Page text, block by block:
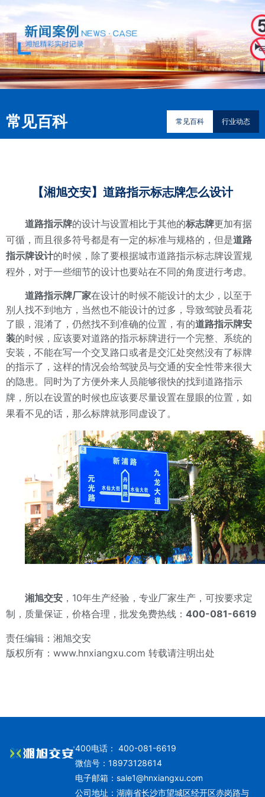
常见百科 常见百科 行业动态
【湘旭交安】道路指示标志牌怎么设计
道路指示牌的设计与设置相比于其他的标志牌更加有据
可循，而且很多符号都是有一定的标准与规格的，但是道路
指示牌设计的时候，除了要根据城市道路指示标志牌设置规
程外，对于一些细节的设计也要站在不同的角度进行考虑。
道路指示牌厂家在设计的时候不能设计的太少，以至于
别人找不到地方，当然也不能设计的过多，导致驾驶员看花
了眼，混淆了，仍然找不到准确的位置，有的道路指示牌安
装的时候，应该要对道路的指示标牌进行一个完整、系统的
安装，不能在写一个交叉路口或者是交汇处突然没有了标牌
的指示了，这样的情况会给驾驶员与交通的安全性带来很大
的隐患。 同时为了方便外来人员能够很快的找到道路指示
牌，所以在设置的时候也应该要尽量设置在显眼的位置，如
果看不见的话，那么标牌就形同虚设了。
湘旭交安 ，10年生产经验， 专业厂家生产，可按要求定
制，质量保证，价格合理， 批发免费热线： 400-081-6619
责任编辑：湘旭交安
版权所有： www.hnxiangxu.com 转载请注明出处
400电话： 400-081-6619
微信号：18973128614
电子邮箱： sale1@hnxiangxu.com
公司地址：湖南省长沙市望城区经开区赤岗路与